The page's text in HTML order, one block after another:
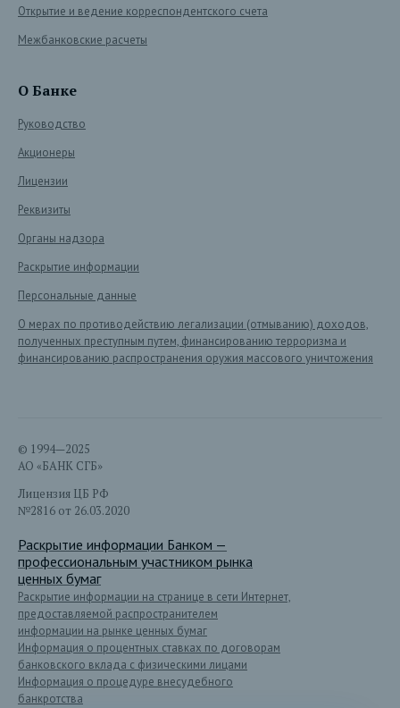
Открытие и ведение корреспондентского счета
Межбанковские расчеты
О Банке
Руководство
Акционеры
Лицензии
Реквизиты
Органы надзора
Раскрытие информации
Персональные данные
О мерах по противодействию легализации (отмыванию) доходов,
полученных преступным путем, финансированию терроризма и
финансированию распространения оружия массового уничтожения
© 1994—2025
АО «БАНК СГБ»
Лицензия ЦБ РФ
№2816 от 26.03.2020
Раскрытие информации Банком —
профессиональным участником рынка
ценных бумаг
Раскрытие информации на странице в сети Интернет,
предоставляемой распространителем
информации на рынке ценных бумаг
Информация о процентных ставках по договорам
банковского вклада с физическими лицами
Информация о процедуре внесудебного
банкротства